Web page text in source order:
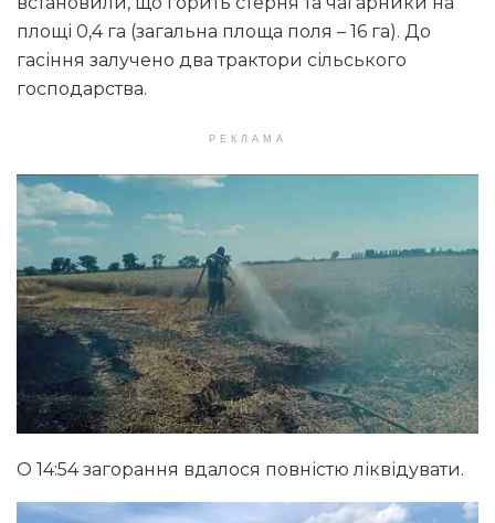
площі 0,4 га (загальна площа поля – 16 га). До
гасіння залучено два трактори сільського
господарства.
РЕКЛАМА
О 14:54 загорання вдалося повністю ліквідувати.